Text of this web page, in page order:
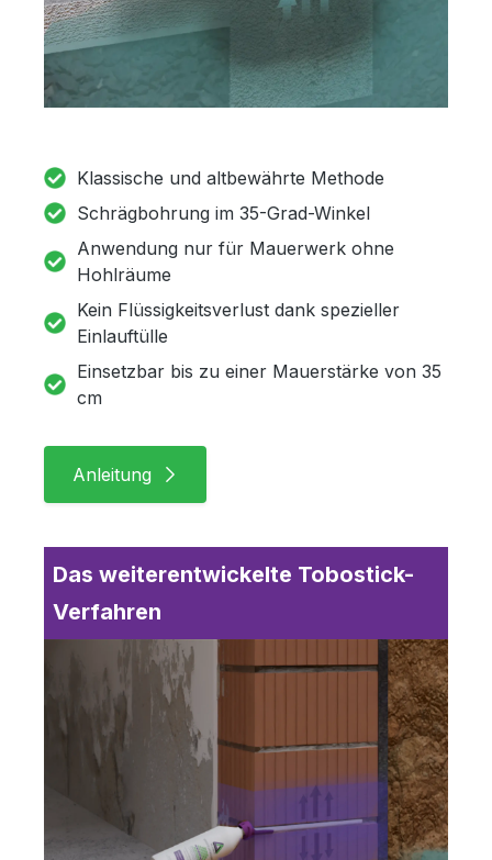
Klassische und altbewährte Methode
Schrägbohrung im 35-Grad-Winkel
Anwendung nur für Mauerwerk ohne
Hohlräume
Kein Flüssigkeitsverlust dank spezieller
Einlauftülle
Einsetzbar bis zu einer Mauerstärke von 35
cm
Anleitung
Das weiterentwickelte Tobostick-
Verfahren